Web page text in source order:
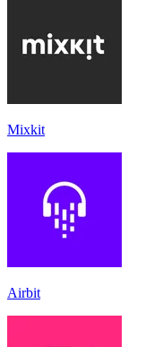
Mixkit
Airbit